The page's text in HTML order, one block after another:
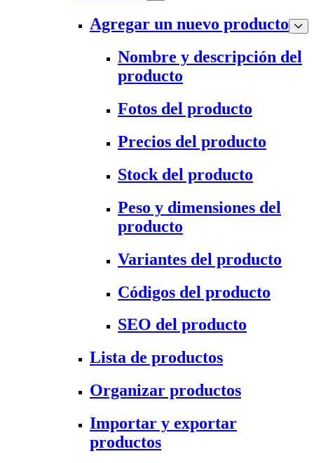
Agregar un nuevo producto
Nombre y descripción del
producto
Fotos del producto
Precios del producto
Stock del producto
Peso y dimensiones del
producto
Variantes del producto
Códigos del producto
SEO del producto
Lista de productos
Organizar productos
Importar y exportar
productos